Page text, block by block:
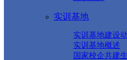
实训基地
实训基地建设
实训基地概述
国家校企共建